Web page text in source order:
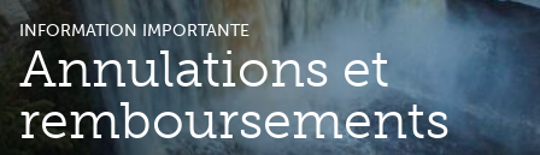
INFORMATION IMPORTANTE
Annulations et
remboursements